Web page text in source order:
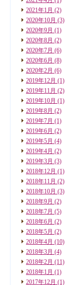
2021年1月 (2)
2020年10月 (3)
2020年9月 (1)
2020年8月 (2)
2020年7月 (6)
2020年6月 (8)
2020年2月 (6)
2019年12月 (1)
2019年11月 (2)
2019年10月 (1)
2019年8月 (2)
2019年7月 (1)
2019年6月 (2)
2019年5月 (4)
2019年4月 (2)
2019年3月 (3)
2018年12月 (1)
2018年11月 (2)
2018年10月 (3)
2018年9月 (2)
2018年7月 (5)
2018年6月 (2)
2018年5月 (2)
2018年4月 (10)
2018年3月 (4)
2018年2月 (11)
2018年1月 (1)
2017年12月 (1)